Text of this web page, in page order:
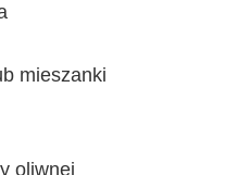
mieszanki
oliwnej